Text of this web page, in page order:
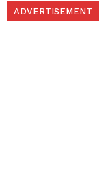
ADVERTISEMENT